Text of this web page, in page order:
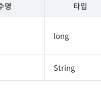
명 타입
long
String